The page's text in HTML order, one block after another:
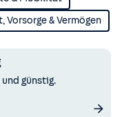
Vorsorge & Vermögen
günstig.